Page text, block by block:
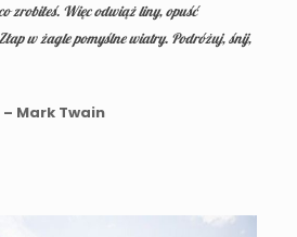
zrobiłeś. Więc odwiąż liny, opuść
w żagle pomyślne wiatry. Podróżuj, śnij,
– Mark Twain